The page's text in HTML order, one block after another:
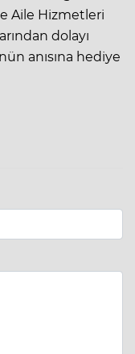
Aile Hizmetleri
dolayı
anısına hediye